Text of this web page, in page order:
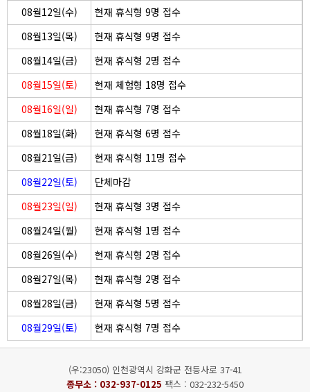
08월12일(수)
현재 휴식형 9명 접수
08월13일(목)
현재 휴식형 9명 접수
08월14일(금)
현재 휴식형 2명 접수
08월15일(토)
현재 체험형 18명 접수
08월16일(일)
현재 휴식형 7명 접수
08월18일(화)
현재 휴식형 6명 접수
08월21일(금)
현재 휴식형 11명 접수
08월22일(토)
단체마감
08월23일(일)
현재 휴식형 3명 접수
08월24일(월)
현재 휴식형 1명 접수
08월26일(수)
현재 휴식형 2명 접수
08월27일(목)
현재 휴식형 2명 접수
08월28일(금)
현재 휴식형 5명 접수
08월29일(토)
현재 휴식형 7명 접수
(우:23050) 인천광역시 강화군 전등사로 37-41
종무소 : 032-937-0125 팩스 : 032-232-5450